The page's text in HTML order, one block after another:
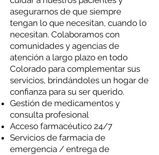
asegurarnos de que siempre
tengan lo que necesitan, cuando lo
necesitan. Colaboramos con
comunidades y agencias de
atención a largo plazo en todo
Colorado para complementar sus
servicios, brindándoles un hogar de
confianza para su ser querido.
Gestión de medicamentos y
consulta profesional
Acceso farmacéutico 24/7
Servicios de farmacia de
emergencia / entrega de